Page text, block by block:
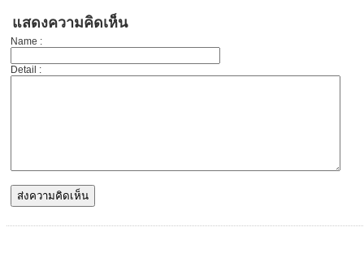
แสดงความคิดเห็น
Name :
Detail :